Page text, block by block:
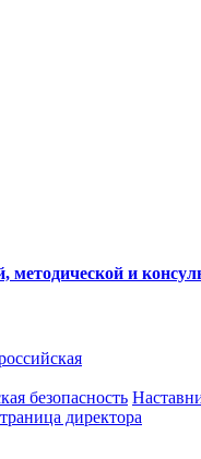
методической и
безопасность
директора